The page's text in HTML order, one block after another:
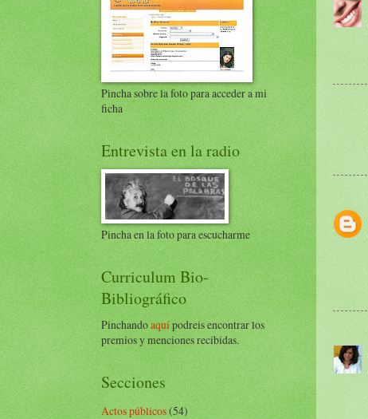
Pincha sobre la foto para acceder a mi
ficha
Entrevista en la radio
Pincha en la foto para escucharme
Curriculum Bio-
Bibliográfico
Pinchandoaquípodreis encontrar los
premios y menciones recibidas.
Secciones
Actos públicos(54)